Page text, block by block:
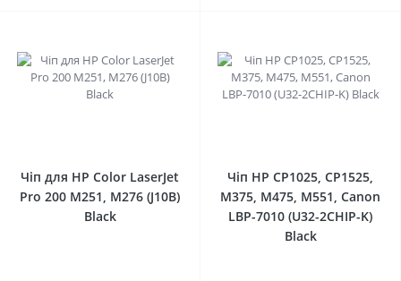
Чіп для HP Color LaserJet
Pro 200 M251, M276 (J10B)
Black
Чіп HP CP1025, CP1525,
M375, M475, M551, Canon
LBP-7010 (U32-2CHIP-K)
Black